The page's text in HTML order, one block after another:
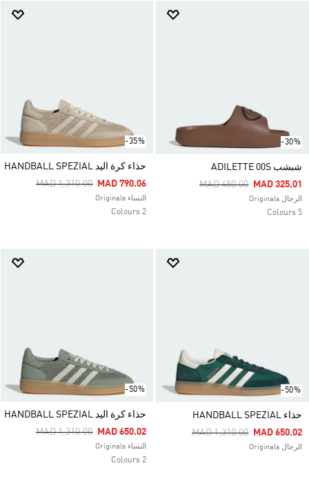
-30%
شبشب ADILETTE 00S
Price Reduced From
MAD 480.00ToMAD 325.01
الرجال Originals
5 Colours
-35%
حذاء كرة اليد HANDBALL SPEZIAL
Price Reduced From
MAD 1,310.00ToMAD 790.06
النساء Originals
2 Colours
-50%
حذاء HANDBALL SPEZIAL
Price Reduced From
MAD 1,310.00ToMAD 650.02
الرجال Originals
-50%
حذاء كرة اليد HANDBALL SPEZIAL
Price Reduced From
MAD 1,310.00ToMAD 650.02
النساء Originals
2 Colours